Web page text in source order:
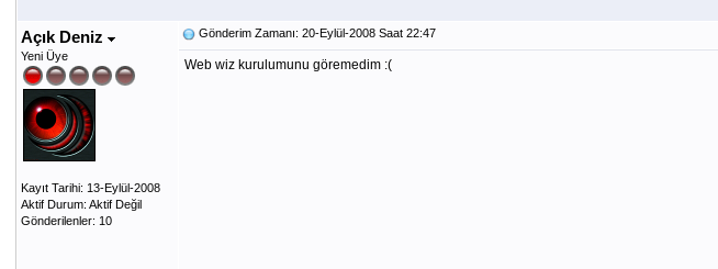
Açık Deniz
Yeni Üye
Kayıt Tarihi: 13-Eylül-2008
Aktif Durum: Aktif Değil
Gönderilenler: 10
Gönderim Zamanı: 20-Eylül-2008 Saat 22:47
Web wiz kurulumunu göremedim :(